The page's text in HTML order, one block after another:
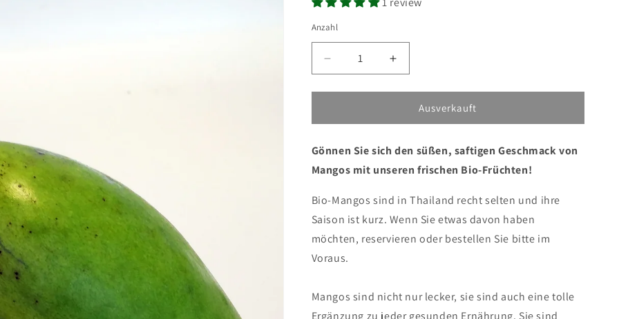
Anzahl
Verringere
die
Menge
Mango,
1
Stk.
beträgt
ca.
300
g
Erhöhe
die
Menge
Mango,
1
Stk.
ca.
g
Ausverkauft
Gönnen Sie sich den süßen, saftigen Geschmack von
Mangos mit unseren frischen Bio-Früchten!
Bio-Mangos sind in Thailand recht selten und ihre
Saison ist kurz. Wenn Sie etwas davon haben
möchten, reservieren oder bestellen Sie bitte im
Voraus.
Mangos sind nicht nur lecker, sie sind auch eine tolle
Ergänzung zu jeder gesunden Ernährung. Sie sind